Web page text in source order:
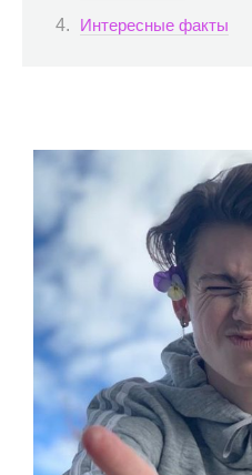
Интересные факты